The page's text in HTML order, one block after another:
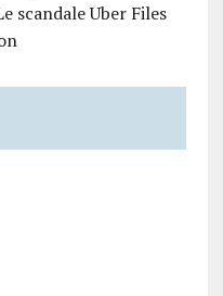
scandale Uber Files